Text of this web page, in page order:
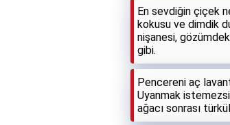
En sevdiğin çiçek
kokusu ve dimdik
nişanesi,
gibi.
Pencereni aç
Uyanmak
ağacı sonrası